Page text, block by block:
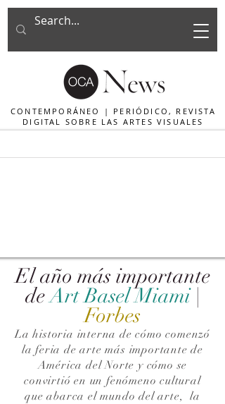
CONTEMPORÁNEO | PERIÓDICO, REVISTA
DIGITAL SOBRE LAS ARTES VISUALES
El año más importante
de Art Basel Miami |
Forbes
La historia interna de cómo comenzó
la feria de arte más importante de
América del Norte y cómo se
convirtió en un fenómeno cultural
que abarca el mundo del arte,la